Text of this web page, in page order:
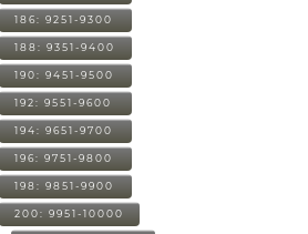
186: 9251-9300
188: 9351-9400
190: 9451-9500
192: 9551-9600
194: 9651-9700
196: 9751-9800
198: 9851-9900
200: 9951-10000